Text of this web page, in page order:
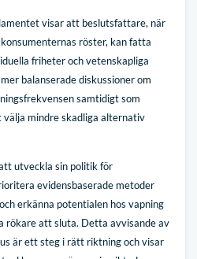
visar att beslutsfattare, när
röster, kan fatta
friheter och vetenskapliga
balanserade diskussioner om
samtidigt som
mindre skadliga alternativ
utveckla sin politik för
evidensbaserade metoder
erkänna potentialen hos vapning
rökare att sluta. Detta avvisande av
är ett steg i rätt riktning och visar